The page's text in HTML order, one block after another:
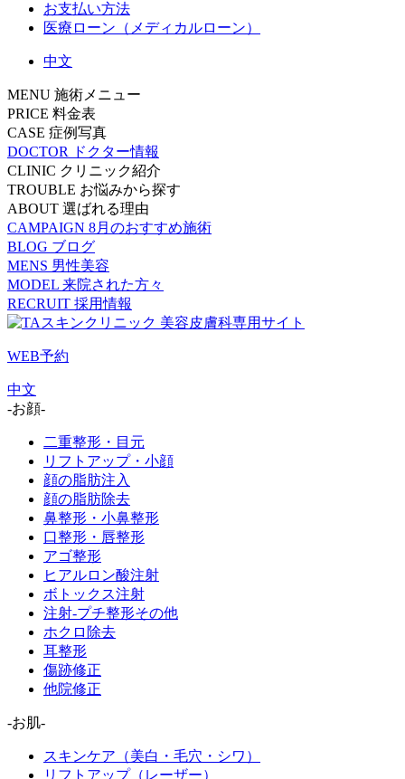
お支払い方法
医療ローン（メディカルローン）
中文
MENU 施術メニュー
PRICE 料金表
CASE 症例写真
DOCTOR
ドクター情報
CLINIC クリニック紹介
TROUBLE お悩みから探す
ABOUT 選ばれる理由
CAMPAIGN 8月のおすすめ施術
BLOG ブログ
MENS 男性美容
MODEL 来院された方々
RECRUIT 採用情報
WEB予約
中文
-お顔-
二重整形・目元
リフトアップ・小顔
顔の脂肪注入
顔の脂肪除去
鼻整形・小鼻整形
口整形・唇整形
アゴ整形
ヒアルロン酸注射
ボトックス注射
注射-プチ整形その他
ホクロ除去
耳整形
傷跡修正
他院修正
-お肌-
スキンケア（美白・毛穴・シワ）
リフトアップ（レーザー）